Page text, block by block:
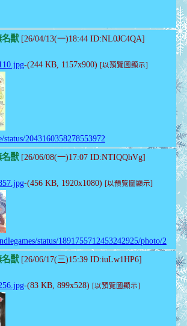
名獸[26/04/13(一)18:44 ID:NL0JC4QA]
-(244 KB, 1157x900) [以預覽圖顯示]
2043160358278553972
名獸[26/06/08(一)17:07 ID:NTIQQhVg]
-(456 KB, 1920x1080) [以預覽圖顯示]
status/1891755712453242925/photo/2
名獸[26/06/17(三)15:39 ID:iuLw1HP6]
-(83 KB, 899x528) [以預覽圖顯示]